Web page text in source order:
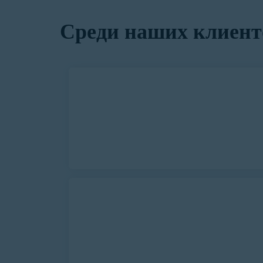
Среди наших